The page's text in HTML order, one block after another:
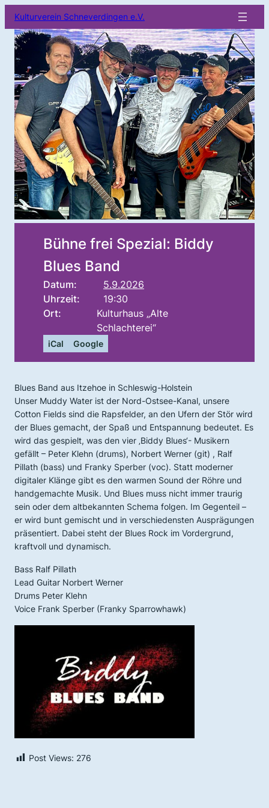
Kulturverein Schneverdingen e.V.
Bühne frei Spezial: Biddy
Blues Band
Datum:
5.9.2026
Uhrzeit:
19:30
Ort:
Kulturhaus „Alte
Schlachterei“
iCal Google
Blues Band aus Itzehoe in Schleswig-Holstein
Unser Muddy Water ist der Nord-Ostsee-Kanal, unsere
Cotton Fields sind die Rapsfelder, an den Ufern der Stör wird
der Blues gemacht, der Spaß und Entspannung bedeutet. Es
wird das gespielt, was den vier ‚Biddy Blues‘- Musikern
gefällt – Peter Klehn (drums), Norbert Werner (git) , Ralf
Pillath (bass) und Franky Sperber (voc). Statt moderner
digitaler Klänge gibt es den warmen Sound der Röhre und
handgemachte Musik. Und Blues muss nicht immer traurig
sein oder dem altbekannten Schema folgen. Im Gegenteil –
er wird bunt gemischt und in verschiedensten Ausprägungen
präsentiert. Dabei steht der Blues Rock im Vordergrund,
kraftvoll und dynamisch.
Bass Ralf Pillath
Lead Guitar Norbert Werner
Drums Peter Klehn
Voice Frank Sperber (Franky Sparrowhawk)
Post Views: 276